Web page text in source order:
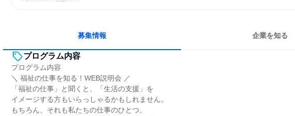
人とたくさん会話する
募集情報 企業を知る
プログラム内容
プログラム内容
＼ 福祉の仕事を知る！WEB説明会 ／
「福祉の仕事」と聞くと、「生活の支援」を
イメージする方もいらっしゃるかもしれません。
もちろん、それも私たちの仕事のひとつ。